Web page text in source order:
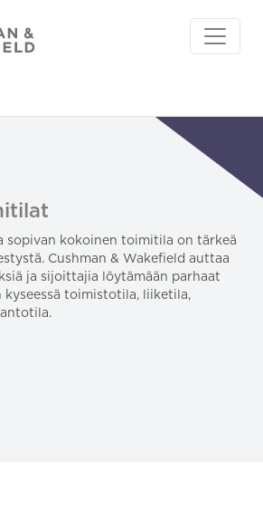
sopivan kokoinen toimitila on tärkeä
Cushman & Wakefield auttaa
ja sijoittajia löytämään parhaat
toimistotila, liiketila,